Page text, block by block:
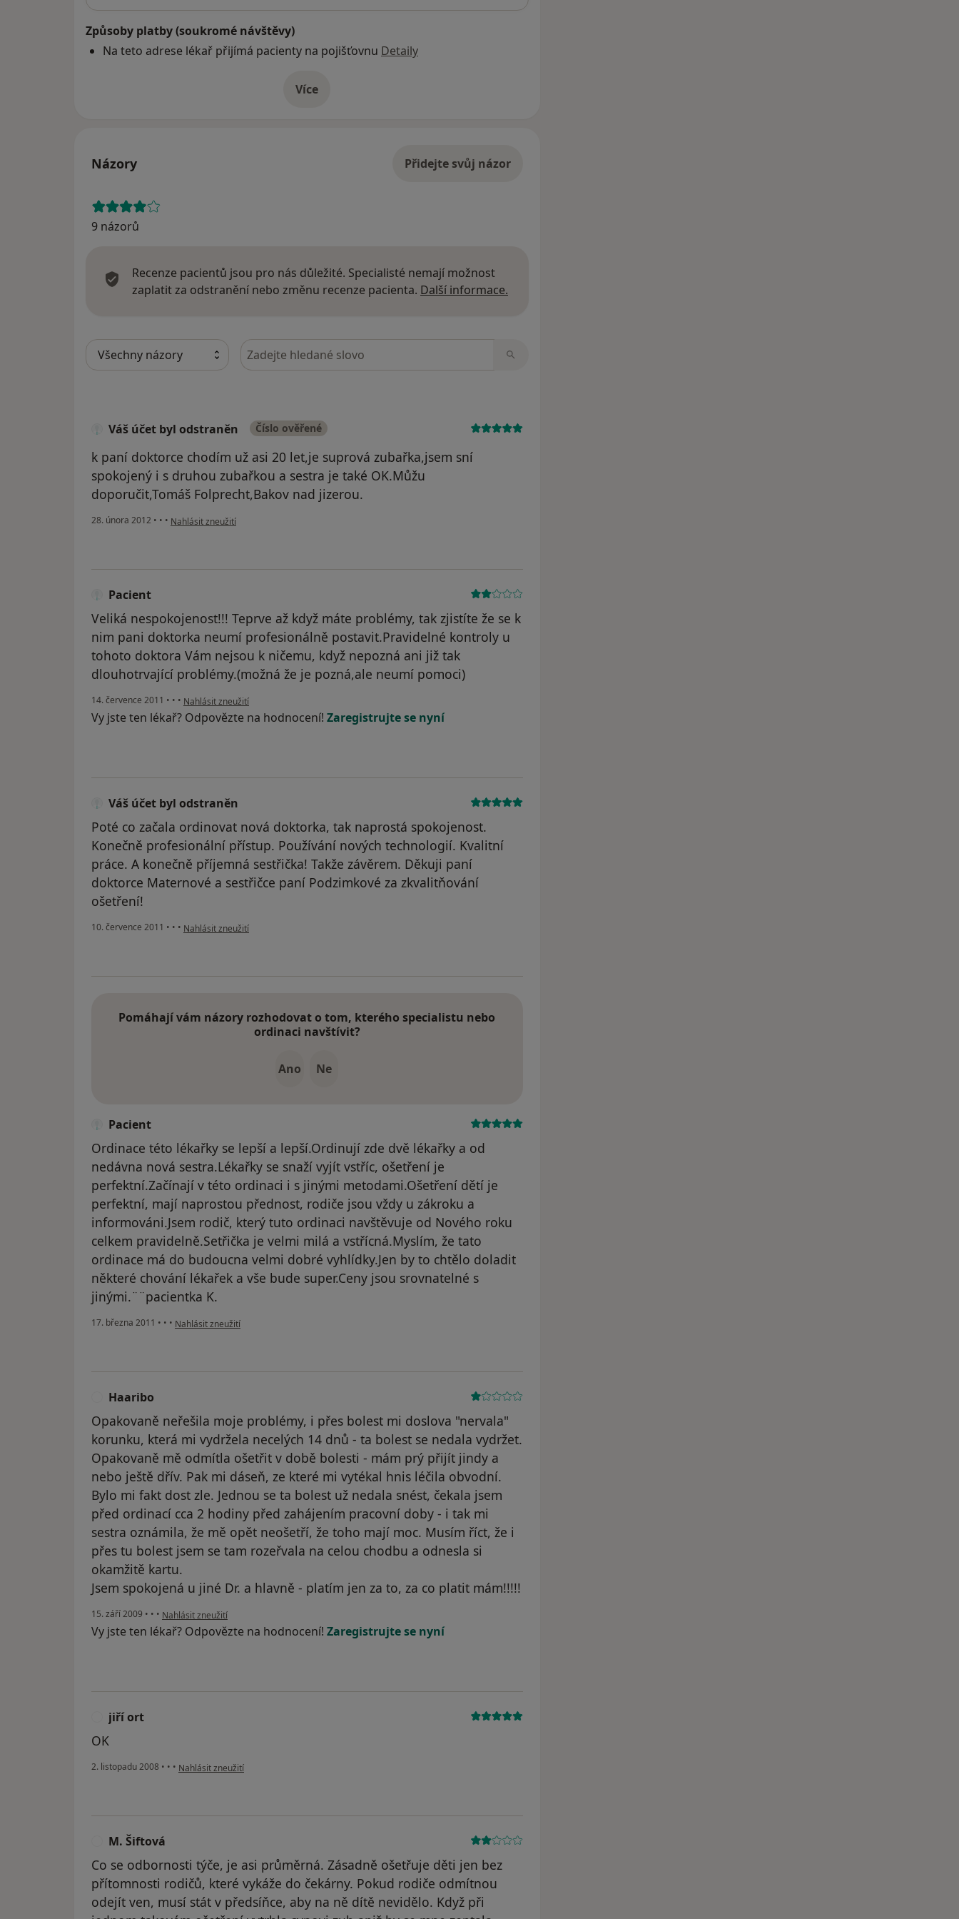
Způsoby platby (soukromé návštěvy)
Na teto adrese lékař přijímá pacienty na pojišťovnu Detaily
Víceo adrese
Názory Přidejte svůj názor
9 názorů
Recenze pacientů jsou pro nás důležité. Specialisté nemají možnost
zaplatit za odstranění nebo změnu recenze pacienta. Další informace.
Hledejte v názorech
Váš účet byl odstraněn Číslo ověřené
k paní doktorce chodím už asi 20 let,je suprová zubařka,jsem sní
spokojený i s druhou zubařkou a sestra je také OK.Můžu
doporučit,Tomáš Folprecht,Bakov nad jizerou.
28. února 2012 • • • podle názoru uživatele Váš účet byl odstraněn
Nahlásit zneužití
Pacient
Veliká nespokojenost!!! Teprve až když máte problémy, tak zjistíte že se k
nim pani doktorka neumí profesionálně postavit.Pravidelné kontroly u
tohoto doktora Vám nejsou k ničemu, když nepozná ani již tak
dlouhotrvající problémy.(možná že je pozná,ale neumí pomoci)
14. července 2011 • • • podle názoru uživatele Pacient
Nahlásit zneužití
Vy jste ten lékař? Odpovězte na hodnocení! Zaregistrujte se nyní
Váš účet byl odstraněn
Poté co začala ordinovat nová doktorka, tak naprostá spokojenost.
Konečně profesionální přístup. Používání nových technologií. Kvalitní
práce. A konečně příjemná sestřička! Takže závěrem. Děkuji paní
doktorce Maternové a sestřičce paní Podzimkové za zkvalitňování
ošetření!
10. července 2011 • • • podle názoru uživatele Váš účet byl odstraněn
Nahlásit zneužití
Pomáhají vám názory rozhodovat o tom, kterého specialistu nebo
ordinaci navštívit?
Ano Ne
Pacient
Ordinace této lékařky se lepší a lepší.Ordinují zde dvě lékařky a od
nedávna nová sestra.Lékařky se snaží vyjít vstříc, ošetření je
perfektní.Začínají v této ordinaci i s jinými metodami.Ošetření dětí je
perfektní, mají naprostou přednost, rodiče jsou vždy u zákroku a
informováni.Jsem rodič, který tuto ordinaci navštěvuje od Nového roku
celkem pravidelně.Setřička je velmi milá a vstřícná.Myslím, že tato
ordinace má do budoucna velmi dobré vyhlídky.Jen by to chtělo doladit
některé chování lékařek a vše bude super.Ceny jsou srovnatelné s
jinými.¨¨pacientka K.
17. března 2011 • • • podle názoru uživatele Pacient
Nahlásit zneužití
Haaribo
Opakovaně neřešila moje problémy, i přes bolest mi doslova "nervala"
korunku, která mi vydržela necelých 14 dnů - ta bolest se nedala vydržet.
Opakovaně mě odmítla ošetřit v době bolesti - mám prý přijít jindy a
nebo ještě dřív. Pak mi dáseň, ze které mi vytékal hnis léčila obvodní.
Bylo mi fakt dost zle. Jednou se ta bolest už nedala snést, čekala jsem
před ordinací cca 2 hodiny před zahájením pracovní doby - i tak mi
sestra oznámila, že mě opět neošetří, že toho mají moc. Musím říct, že i
přes tu bolest jsem se tam rozeřvala na celou chodbu a odnesla si
okamžitě kartu.
Jsem spokojená u jiné Dr. a hlavně - platím jen za to, za co platit mám!!!!!
15. září 2009 • • • podle názoru uživatele Haaribo
Nahlásit zneužití
Vy jste ten lékař? Odpovězte na hodnocení! Zaregistrujte se nyní
jiří ort
OK
2. listopadu 2008 • • • podle názoru uživatele jiří ort
Nahlásit zneužití
M. Šiftová
Co se odbornosti týče, je asi průměrná. Zásadně ošetřuje děti jen bez
přítomnosti rodičů, které vykáže do čekárny. Pokud rodiče odmítnou
odejít ven, musí stát v předsíňce, aby na ně dítě nevidělo. Když při